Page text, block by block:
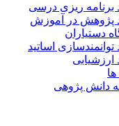
برنامه ریزی درسی
پژوهش در آموزش
دستیاران
اساتید
ارزشیابی
دانش پژوهی